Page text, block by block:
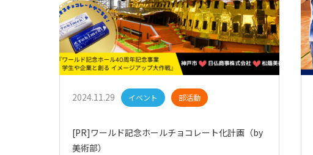
2024.11.29 イベント 部活動
[PR]ワールド記念ホールチョコレート化計画（by
美術部）